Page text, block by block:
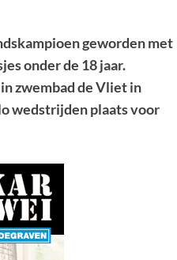
geworden met
onder de 18 jaar.
zwembad de Vliet in
wedstrijden plaats voor